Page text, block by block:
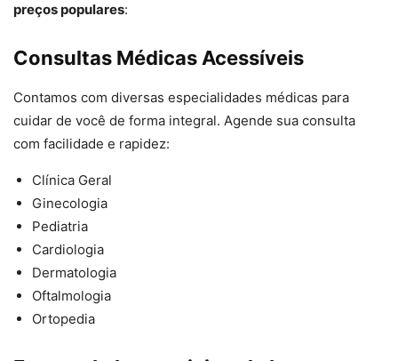
preços populares:
Consultas Médicas Acessíveis
Contamos com diversas especialidades médicas para
cuidar de você de forma integral. Agende sua consulta
com facilidade e rapidez:
Clínica Geral
Ginecologia
Pediatria
Cardiologia
Dermatologia
Oftalmologia
Ortopedia